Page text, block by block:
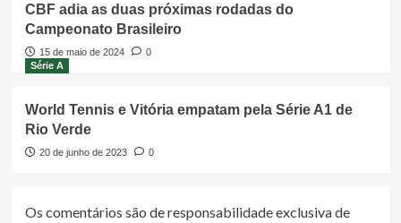
CBF adia as duas próximas rodadas do
Campeonato Brasileiro
15 de maio de 2024
0
Série A
World Tennis e Vitória empatam pela Série A1 de
Rio Verde
20 de junho de 2023 0
Os comentários são de responsabilidade exclusiva de